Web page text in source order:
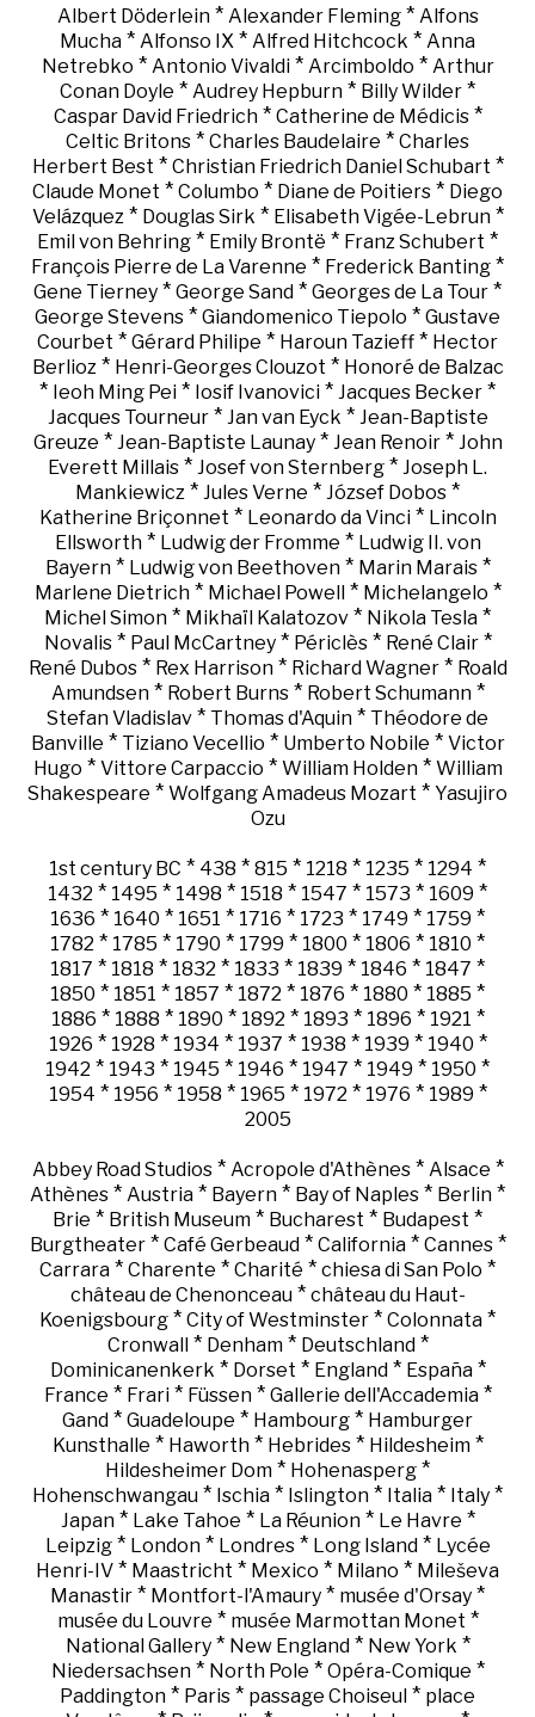
Albert Döderlein* Alexander Fleming* Alfons
Mucha * Alfonso IX * Alfred Hitchcock * Anna
Netrebko * Antonio Vivaldi* Arcimboldo * Arthur
Conan Doyle * Audrey Hepburn * Billy Wilder *
Caspar David Friedrich* Catherine de Médicis*
Celtic Britons * Charles Baudelaire * Charles
Herbert Best * Christian Friedrich Daniel Schubart *
Claude Monet * Columbo * Diane de Poitiers * Diego
Velázquez * Douglas Sirk * Elisabeth Vigée-Lebrun*
Emil von Behring * Emily Brontë * Franz Schubert *
François Pierre de La Varenne * Frederick Banting *
Gene Tierney * George Sand * Georges de La Tour *
George Stevens * Giandomenico Tiepolo * Gustave
Courbet * Gérard Philipe * Haroun Tazieff * Hector
Berlioz * Henri-Georges Clouzot * Honoré de Balzac
* Ieoh Ming Pei * Iosif Ivanovici * Jacques Becker *
Jacques Tourneur* Jan van Eyck * Jean-Baptiste
Greuze * Jean-Baptiste Launay* Jean Renoir* John
Everett Millais * Josef von Sternberg * Joseph L.
Mankiewicz * Jules Verne * József Dobos *
Katherine Briçonnet * Leonardo da Vinci* Lincoln
Ellsworth* Ludwig der Fromme * Ludwig II. von
Bayern* Ludwig von Beethoven* Marin Marais*
Marlene Dietrich* Michael Powell* Michelangelo *
Michel Simon * Mikhaïl Kalatozov * Nikola Tesla *
Novalis* Paul McCartney* Périclès* René Clair*
René Dubos* Rex Harrison* Richard Wagner* Roald
Amundsen* Robert Burns* Robert Schumann*
Stefan Vladislav * Thomas d'Aquin * Théodore de
Banville * Tiziano Vecellio * Umberto Nobile * Victor
Hugo * Vittore Carpaccio * William Holden* William
Shakespeare * Wolfgang Amadeus Mozart * Yasujiro
Ozu
1st century BC * 438 * 815 * 1218 * 1235 * 1294 *
1432 * 1495 * 1498 * 1518 * 1547 * 1573 * 1609 *
1636 * 1640 * 1651 * 1716 * 1723 * 1749 * 1759 *
1782 * 1785 * 1790 * 1799 * 1800 * 1806 * 1810 *
1817 * 1818 * 1832 * 1833 * 1839 * 1846 * 1847 *
1850 * 1851 * 1857 * 1872 * 1876 * 1880 * 1885 *
1886 * 1888 * 1890 * 1892 * 1893 * 1896 * 1921 *
1926 * 1928 * 1934 * 1937 * 1938 * 1939 * 1940 *
1942 * 1943 * 1945 * 1946 * 1947 * 1949 * 1950 *
1954 * 1956 * 1958 * 1965 * 1972 * 1976 * 1989 *
2005
Abbey Road Studios* Acropole d'Athènes* Alsace *
Athènes * Austria * Bayern * Bay of Naples * Berlin *
Brie * British Museum * Bucharest * Budapest *
Burgtheater* Café Gerbeaud* California* Cannes*
Carrara * Charente * Charité * chiesa di San Polo *
château de Chenonceau* château du Haut-
Koenigsbourg * City of Westminster * Colonnata *
Cronwall* Denham* Deutschland*
Dominicanenkerk * Dorset * England* España*
France * Frari* Füssen* Gallerie dell'Accademia*
Gand * Guadeloupe * Hambourg * Hamburger
Kunsthalle * Haworth* Hebrides* Hildesheim*
Hildesheimer Dom * Hohenasperg *
Hohenschwangau * Ischia * Islington * Italia * Italy *
Japan* Lake Tahoe * La Réunion* Le Havre *
Leipzig* London* Londres* Long Island* Lycée
Henri-IV * Maastricht * Mexico * Milano * Mileševa
Manastir * Montfort-l'Amaury * musée d'Orsay *
musée du Louvre * musée Marmottan Monet *
National Gallery* New England* New York *
Niedersachsen* North Pole * Opéra-Comique *
Paddington * Paris * passage Choiseul * place